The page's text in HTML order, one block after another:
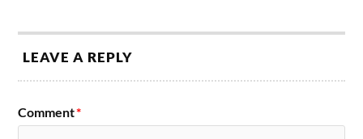
LEAVE A REPLY
Comment*